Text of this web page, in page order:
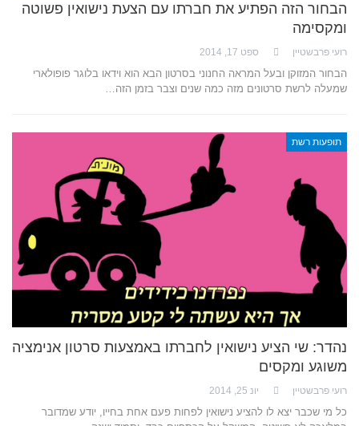
הבחור הזה הפתיע את חברתו עם הצעת נישואין פשוטה
ומקסימה
רועי פרבשטיין ספט 17, 2014
הבחור המזוקן ובעל המראה החנוני בסרטון הבא הוא וידאו בלוגר פופולארי
שמעלה לרשת סרטונים מזה כמה שנים וצבר בזמן הזה…
תופעות רשת
נהדר: שי הציע נישואין לחברתו באמצעות סרטון אנימציה
משוגע ומקסים
רועי פרבשטיין יונ 25, 2014
כל מי שכבר יצא לו להציע נישואין לפחות פעם אחת בחייו, יודע שמדובר